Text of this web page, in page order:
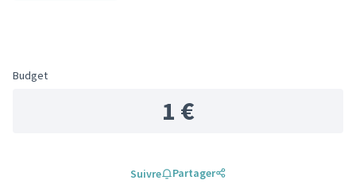
Budget
1 €
Suivre Partager